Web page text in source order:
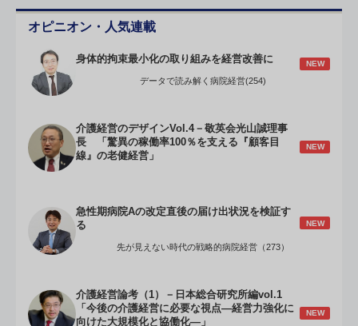
オピニオン・人気連載
身体的拘束最小化の取り組みを経営改善に NEW
データで読み解く病院経営(254)
介護経営のデザインVol.4－敬英会光山誠理事
長 「驚異の稼働率100％を支える『顧客目
線』の老健経営」
NEW
急性期病院Aの改定直後の届け出状況を検証す
る
NEW
先が見えない時代の戦略的病院経営（273）
介護経営論考（1）－日本総合研究所編vol.1
「今後の介護経営に必要な視点―経営力強化に
向けた大規模化と協働化―」
NEW